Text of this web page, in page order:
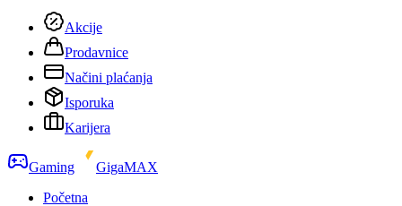
Akcije
Prodavnice
Načini plaćanja
Isporuka
Karijera
Gaming
GigaMAX
Početna